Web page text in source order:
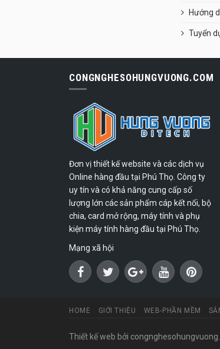
Hướng
Tuyển
CONGNGHESOHUNGVUONG.COM
Đơn vị thiết kế website và các dịch vụ
Online hàng đầu tại Phú Thọ. Công ty
uy tín và có khả năng cung cấp số
lượng lớn các sản phẩm cáp kết nối, bộ
chia, card mở rộng, máy tính và phụ
kiện máy tính hàng đầu tại Phú Thọ.
Mạng xã hội
HOME GIỚI THIỆU WEB-PHẦN MỀM
Thiết kế web bởi